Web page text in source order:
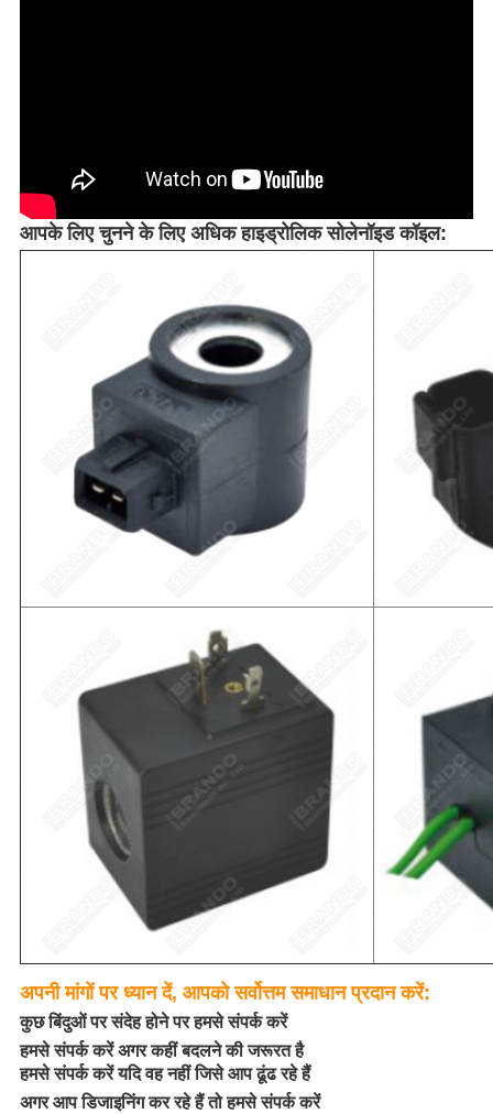
आपके लिए चुनने के लिए अधिक हाइड्रोलिक सोलेनॉइड कॉइल:
अपनी मांगों पर ध्यान दें, आपको सर्वोत्तम समाधान प्रदान करें:
कुछ बिंदुओं पर संदेह होने पर हमसे संपर्क करें
हमसे संपर्क करें अगर कहीं बदलने की जरूरत है
हमसे संपर्क करें यदि वह नहीं जिसे आप ढूंढ रहे हैं
अगर आप डिजाइनिंग कर रहे हैं तो हमसे संपर्क करें